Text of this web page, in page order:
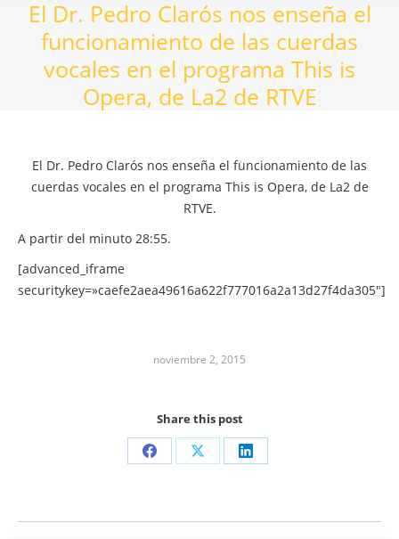
El Dr. Pedro Clarós nos enseña el
funcionamiento de las cuerdas
vocales en el programa This is
Opera, de La2 de RTVE
El Dr. Pedro Clarós nos enseña el funcionamiento de las
cuerdas vocales en el programa This is Opera, de La2 de
RTVE.
A partir del minuto 28:55.
[advanced_iframe
securitykey=»caefe2aea49616a622f777016a2a13d27f4da305″]
noviembre 2, 2015
Share this post
Share
Facebook
Share
X
Share
LinkedIn